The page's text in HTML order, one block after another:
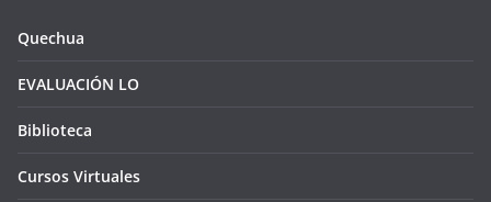
Quechua
EVALUACIÓN LO
Biblioteca
Cursos Virtuales